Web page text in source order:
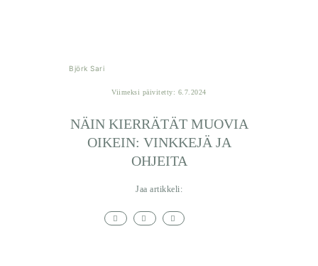
Björk Sari
Viimeksi päivitetty: 6.7.2024
NÄIN KIERRÄTÄT MUOVIA
OIKEIN: VINKKEJÄ JA
OHJEITA
Jaa artikkeli: